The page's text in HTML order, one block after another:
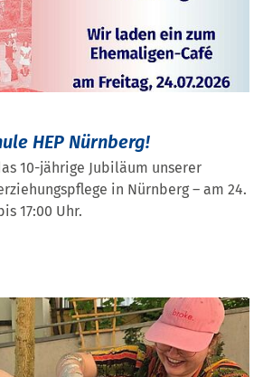
HEP Nürnberg!
10-jährige Jubiläum unserer
in Nürnberg – am 24.
17:00 Uhr.